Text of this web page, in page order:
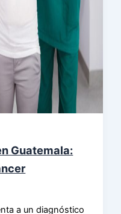
Guatemala:
a un diagnóstico